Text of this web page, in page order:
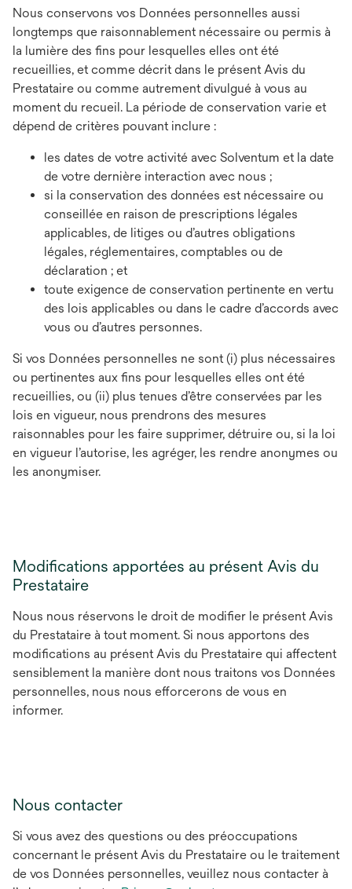
Nous conservons vos Données personnelles aussi
longtemps que raisonnablement nécessaire ou permis à
la lumière des fins pour lesquelles elles ont été
recueillies, et comme décrit dans le présent Avis du
Prestataire ou comme autrement divulgué à vous au
moment du recueil. La période de conservation varie et
dépend de critères pouvant inclure :
les dates de votre activité avec Solventum et la date
de votre dernière interaction avec nous ;
si la conservation des données est nécessaire ou
conseillée en raison de prescriptions légales
applicables, de litiges ou d’autres obligations
légales, réglementaires, comptables ou de
déclaration ; et
toute exigence de conservation pertinente en vertu
des lois applicables ou dans le cadre d’accords avec
vous ou d’autres personnes.
Si vos Données personnelles ne sont (i) plus nécessaires
ou pertinentes aux fins pour lesquelles elles ont été
recueillies, ou (ii) plus tenues d’être conservées par les
lois en vigueur, nous prendrons des mesures
raisonnables pour les faire supprimer, détruire ou, si la loi
en vigueur l’autorise, les agréger, les rendre anonymes ou
les anonymiser.
Modifications apportées au présent Avis du
Prestataire
Nous nous réservons le droit de modifier le présent Avis
du Prestataire à tout moment. Si nous apportons des
modifications au présent Avis du Prestataire qui affectent
sensiblement la manière dont nous traitons vos Données
personnelles, nous nous efforcerons de vous en
informer.
Nous contacter
Si vous avez des questions ou des préoccupations
concernant le présent Avis du Prestataire ou le traitement
de vos Données personnelles, veuillez nous contacter à